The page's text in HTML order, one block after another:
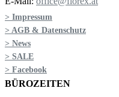
> Impressum
> AGB & Datenschutz
> News
> SALE
> Facebook
BÜROZEITEN